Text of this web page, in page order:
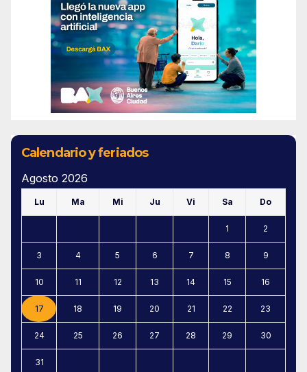
Calendario y feriados
Agosto 2026
Lu Ma Mi Ju Vi Sa Do
1 2
3 4 5 6 7 8 9
10 11 12 13 14 15 16
17 18 19 20 21 22 23
24 25 26 27 28 29 30
31